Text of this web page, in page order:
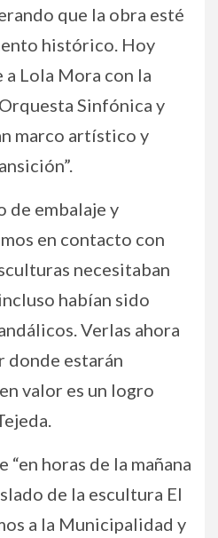
que la obra esté
histórico. Hoy
Lola Mora con la
Sinfónica y
marco artístico y
de embalaje y
en contacto con
necesitaban
habían sido
Verlas ahora
donde estarán
valor es un logro
“en horas de la mañana
de la escultura El
a la Municipalidad y